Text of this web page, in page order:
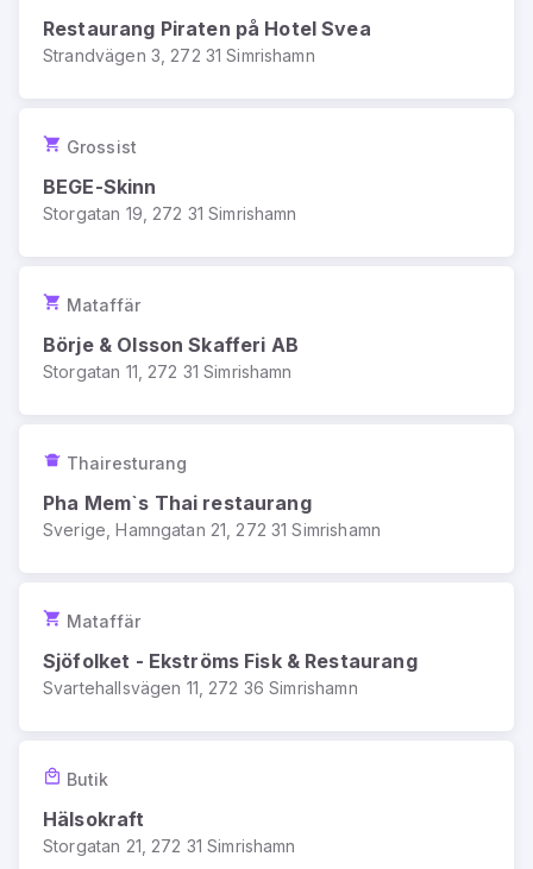
Restaurang Piraten på Hotel Svea
Strandvägen 3, 272 31 Simrishamn
Grossist
BEGE-Skinn
Storgatan 19, 272 31 Simrishamn
Mataffär
Börje & Olsson Skafferi AB
Storgatan 11, 272 31 Simrishamn
Thairesturang
Pha Mem`s Thai restaurang
Sverige, Hamngatan 21, 272 31 Simrishamn
Mataffär
Sjöfolket - Ekströms Fisk & Restaurang
Svartehallsvägen 11, 272 36 Simrishamn
Butik
Hälsokraft
Storgatan 21, 272 31 Simrishamn